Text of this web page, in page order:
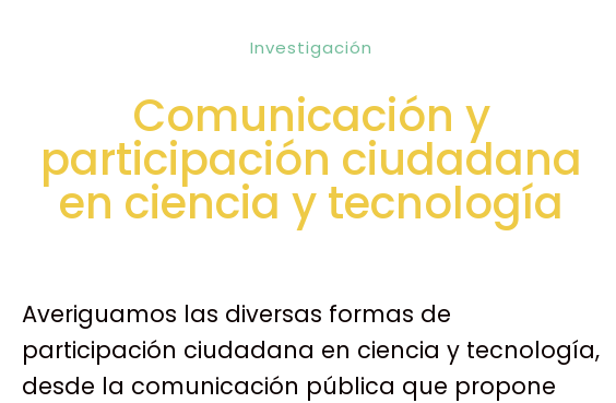
Investigación
Comunicación y
participación ciudadana
en ciencia y tecnología
Averiguamos las diversas formas de
participación ciudadana en ciencia y tecnología,
desde la comunicación pública que propone